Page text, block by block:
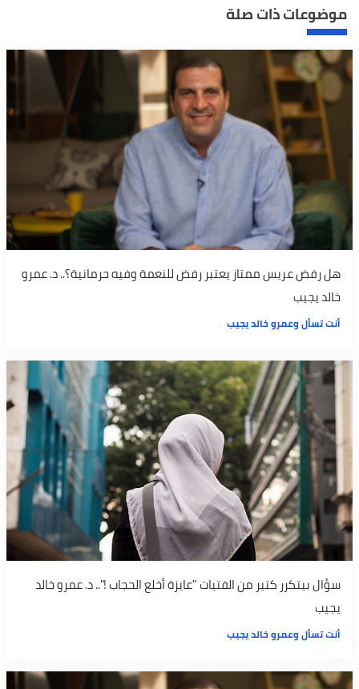
موضوعات ذات صلة
هل رفض عريس ممتاز يعتبر رفض للنعمة وفيه حرمانية؟.. د. عمرو
خالد يجيب
أنت تسأل وعمرو خالد يجيب
سؤال بيتكرر كتير من الفتيات "عايزة أخلع الحجاب !".. د. عمرو خالد
يجيب
أنت تسأل وعمرو خالد يجيب